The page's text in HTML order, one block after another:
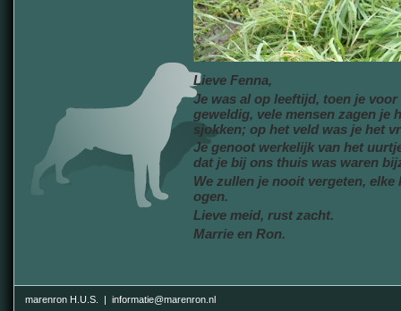
Lieve Fenna,
Je was al op leeftijd, toen je
geweldig, vele mensen zagen je
sjokken; op het veld was je het
Je genoot werkelijk van het
dat je bij ons thuis was waren
We zullen je nooit vergeten,
ogen.
Lieve meid, rust zacht.
Marrie en Ron.
marenron H.U.S. | informatie@marenron.nl